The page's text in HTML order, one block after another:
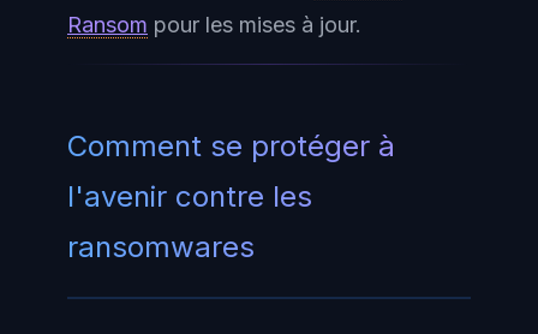
Ransom pour les mises à jour.
Comment se protéger à
l'avenir contre les
ransomwares